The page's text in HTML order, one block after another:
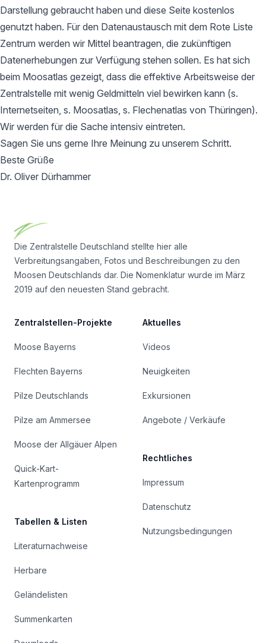
Darstellung gebraucht haben und diese Seite kostenlos
genutzt haben. Für den Datenaustausch mit dem Rote Liste
Zentrum werden wir Mittel beantragen, die zukünftigen
Datenerhebungen zur Verfügung stehen sollen. Es hat sich
beim Moosatlas gezeigt, dass die effektive Arbeitsweise der
Zentralstelle mit wenig Geldmitteln viel bewirken kann (s.
Internetseiten, s. Moosatlas, s. Flechenatlas von Thüringen).
Wir werden für die Sache intensiv eintreten.
Sagen Sie uns gerne Ihre Meinung zu unserem Schritt.
Beste Grüße
Dr. Oliver Dürhammer
Die Zentralstelle Deutschland stellte hier alle
Verbreitungsangaben, Fotos und Beschreibungen zu den
Moosen Deutschlands dar. Die Nomenklatur wurde im März
2019 auf den neuesten Stand gebracht.
Zentralstellen-Projekte
Moose Bayerns
Flechten Bayerns
Pilze Deutschlands
Pilze am Ammersee
Moose der Allgäuer Alpen
Quick-Kart-
Kartenprogramm
Tabellen & Listen
Literaturnachweise
Herbare
Geländelisten
Summenkarten
Aktuelles
Videos
Neuigkeiten
Exkursionen
Angebote / Verkäufe
Rechtliches
Impressum
Datenschutz
Nutzungsbedingungen